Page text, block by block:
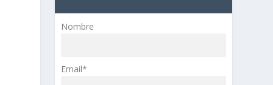
Nombre
Email*